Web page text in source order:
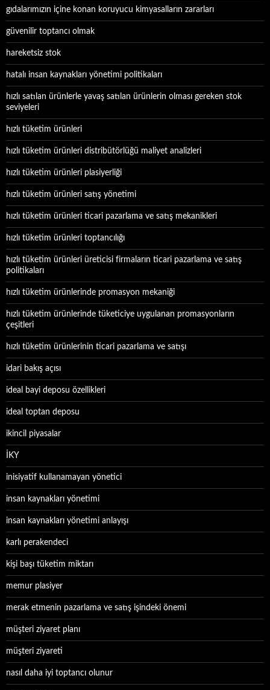
gıdalarımızın içine konan koruyucu kimyasalların zararları
güvenilir toptancı olmak
hareketsiz stok
hatalı insan kaynakları yönetimi politikaları
hızlı satılan ürünlerle yavaş satılan ürünlerin olması gereken stok
seviyeleri
hızlı tüketim ürünleri
hızlı tüketim ürünleri distribütörlüğü maliyet analizleri
hızlı tüketim ürünleri plasiyerliği
hızlı tüketim ürünleri satış yönetimi
hızlı tüketim ürünleri ticari pazarlama ve satış mekanikleri
hızlı tüketim ürünleri toptancılığı
hızlı tüketim ürünleri üreticisi firmaların ticari pazarlama ve satış
politikaları
hızlı tüketim ürünlerinde promasyon mekaniği
hızlı tüketim ürünlerinde tüketiciye uygulanan promasyonların
çeşitleri
hızlı tüketim ürünlerinin ticari pazarlama ve satışı
idari bakış açısı
ideal bayi deposu özellikleri
ideal toptan deposu
ikincil piyasalar
İKY
inisiyatif kullanamayan yönetici
insan kaynakları yönetimi
insan kaynakları yönetimi anlayışı
karlı perakendeci
kişi başı tüketim miktarı
memur plasiyer
merak etmenin pazarlama ve satış işindeki önemi
müşteri ziyaret planı
müşteri ziyareti
nasıl daha iyi toptancı olunur